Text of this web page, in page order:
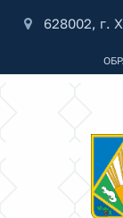
628002, г.